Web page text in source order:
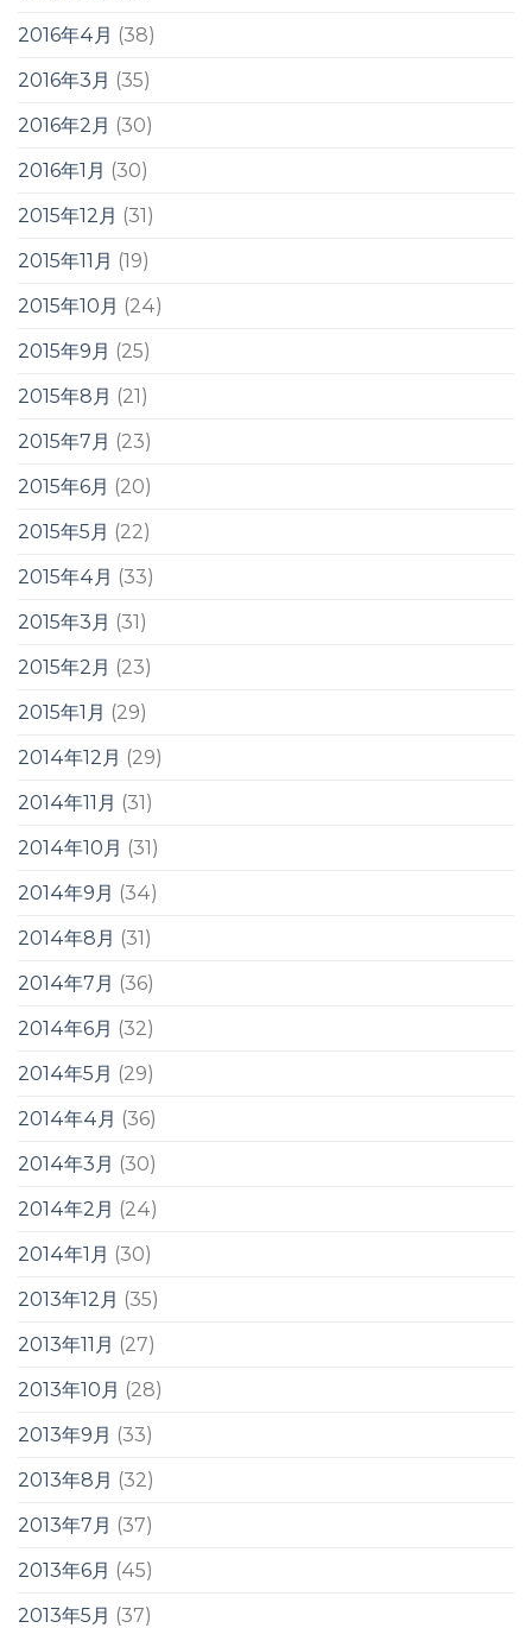
2016年4月 (38)
2016年3月 (35)
2016年2月 (30)
2016年1月 (30)
2015年12月 (31)
2015年11月 (19)
2015年10月 (24)
2015年9月 (25)
2015年8月 (21)
2015年7月 (23)
2015年6月 (20)
2015年5月 (22)
2015年4月 (33)
2015年3月 (31)
2015年2月 (23)
2015年1月 (29)
2014年12月 (29)
2014年11月 (31)
2014年10月 (31)
2014年9月 (34)
2014年8月 (31)
2014年7月 (36)
2014年6月 (32)
2014年5月 (29)
2014年4月 (36)
2014年3月 (30)
2014年2月 (24)
2014年1月 (30)
2013年12月 (35)
2013年11月 (27)
2013年10月 (28)
2013年9月 (33)
2013年8月 (32)
2013年7月 (37)
2013年6月 (45)
2013年5月 (37)